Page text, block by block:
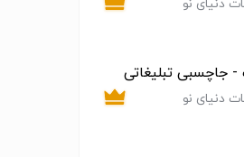
دنیای نو
جاچسبی تبلیغاتی
دنیای نو